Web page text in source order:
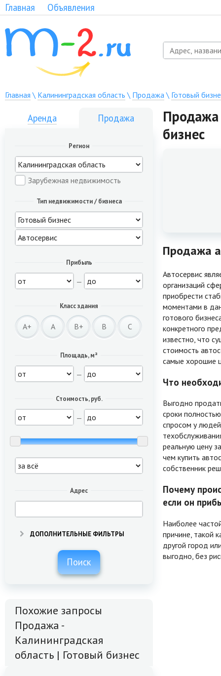
Главная Объявления
Главная \ Калининградская область \ Продажа\ Готовый
Аренда Продажа
Регион
Зарубежная недвижимость
Тип недвижимости / бизнеса
Прибыль
—
Класс здания
A+ A B+ B C
Площадь, м²
—
Стоимость, руб.
—
Адрес
ДОПОЛНИТЕЛЬНЫЕ ФИЛЬТРЫ
Поиск
Похожие запросы
Продажа -
Калининградская
область | Готовый бизнес
Продажа
бизнес
Продажа
Автосервис
организаций
приобрести
моментами в
готового
конкретного
известно, что
стоимость
самые хорошие
Что
Выгодно
сроки
спросом у
реальную цену
чем купить
собственник
Почему
если он
Наиболее
причине, такой
другой город
выгодно, без